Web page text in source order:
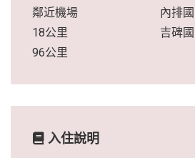
鄰近機場
內排
18公里
吉碑
96公里
入住說明